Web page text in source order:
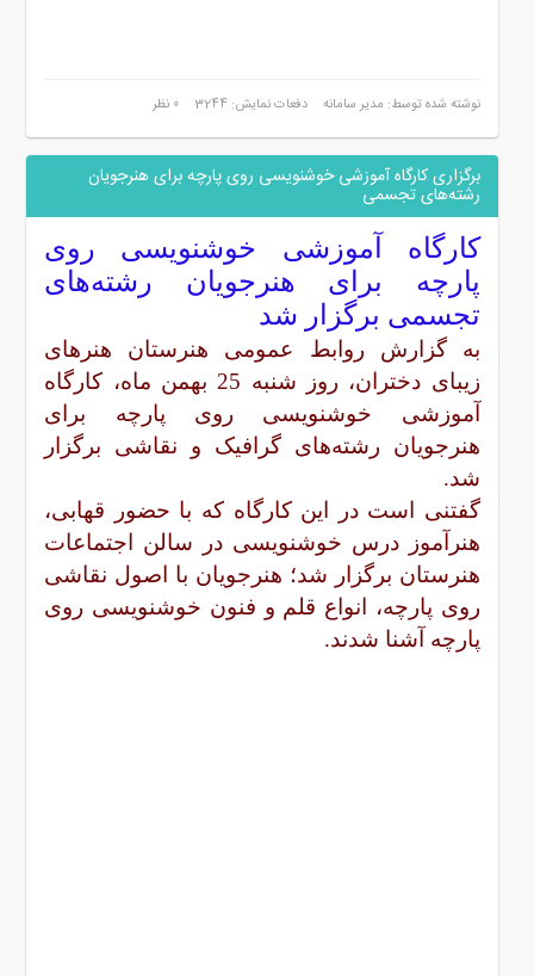
نوشته شده توسط: مدیر سامانه دفعات نمایش: 3244 0 نظر
برگزاری کارگاه آموزشی خوشنویسی روی پارچه برای هنرجویان
رشته‌های تجسمی
کارگاه آموزشی خوشنویسی روی
پارچه برای هنرجویان رشته‌های
تجسمی برگزار شد
به گزارش روابط عمومی هنرستان هنرهای
زیبای دختران، روز شنبه 25 بهمن ماه، کارگاه
آموزشی خوشنویسی روی پارچه برای
هنرجویان رشته‌های گرافیک و نقاشی برگزار
شد.
گفتنی است در این کارگاه که با حضور قهابی،
هنرآموز درس خوشنویسی در سالن اجتماعات
هنرستان برگزار شد؛ هنرجویان با اصول نقاشی
روی پارچه، انواع قلم و فنون خوشنویسی روی
پارچه آشنا شدند.